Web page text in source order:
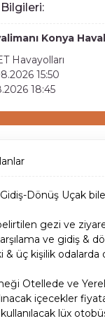
Konya
Havayolları
15:50
18:45
Dönüş Uçak
gezi ve
ve gidiş &
& üç kişilik odalarda
Otellede ve
içecekler
lüx